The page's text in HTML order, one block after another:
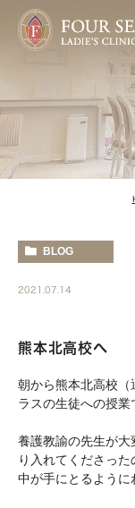
BLOG
2021.07.14
熊本北高校へ
朝から熊本北高校（
ラスの生徒への授業
養護教諭の先生が大
り入れてくださっ
中が手にとるように